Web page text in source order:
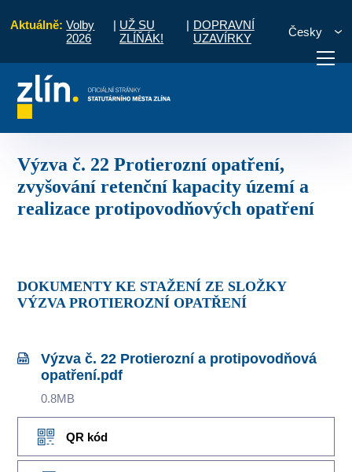
Aktuálně: Volby
2026
| UŽ SU
ZLÍŇÁK!
| DOPRAVNÍ
UZAVÍRKY
Česky
vyřídit Potřebuji zaplatit
Výzva č. 22 Protierozní opatření,
zvyšování retenční kapacity území a
realizace protipovodňových opatření
DOKUMENTY KE STAŽENÍ ZE SLOŽKY
VÝZVA PROTIEROZNÍ OPATŘENÍ
Výzva č. 22 Protierozní a protipovodňová
opatření.pdf
0.8MB
QR kód